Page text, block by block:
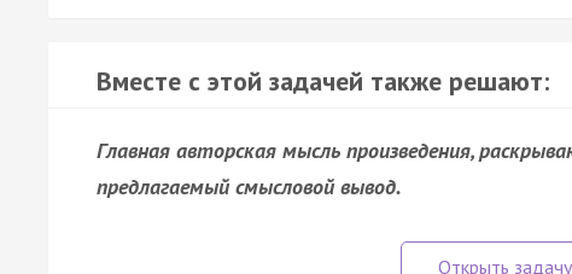
Вместе с этой задачей также решают:
Главная авторская мысль произведения,
предлагаемый смысловой вывод.